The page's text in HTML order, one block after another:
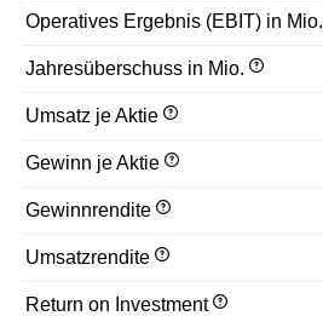
Operatives Ergebnis (EBIT) in Mio.
Jahresüberschuss in Mio.
Umsatz je Aktie
Gewinn je Aktie
Gewinnrendite
Umsatzrendite
Return on Investment